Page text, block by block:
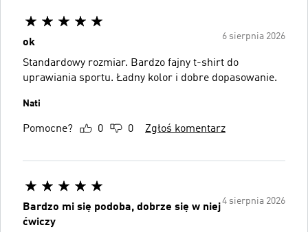
6 sierpnia 2026
ok
Standardowy rozmiar. Bardzo fajny t-shirt do
uprawiania sportu. Ładny kolor i dobre dopasowanie.
Nati
Pomocne? 0 0 Zgłoś komentarz
4 sierpnia 2026
Bardzo mi się podoba, dobrze się w niej
ćwiczy